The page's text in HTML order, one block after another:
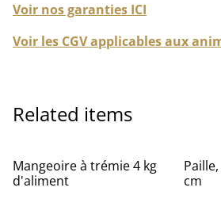
Voir nos garanties ICI
Voir les CGV applicables aux
Related items
Mangeoire à trémie 4 kg
d'aliment
cm